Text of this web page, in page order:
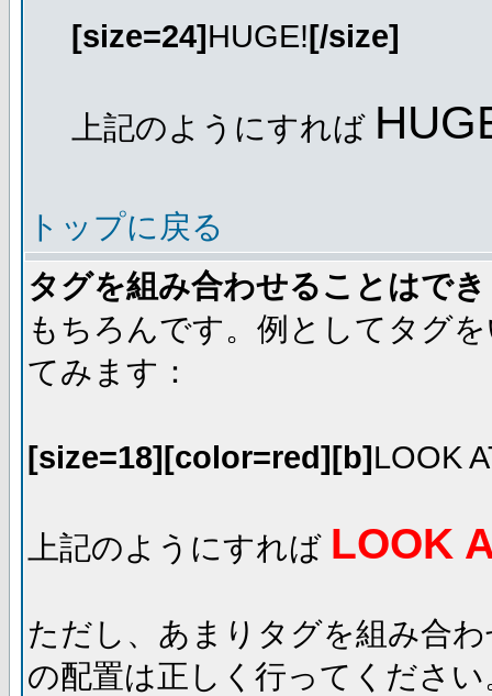
[size=24]HUGE![/size]
上記のようにすれば
トップに戻る
タグを組み合わせることはで
もちろんです。例としてタグ
てみます：
[size=18][color=red][b]LOOK
上記のようにすれば LOOK
ただし、あまりタグを組み合
の配置は正しく行ってくださ